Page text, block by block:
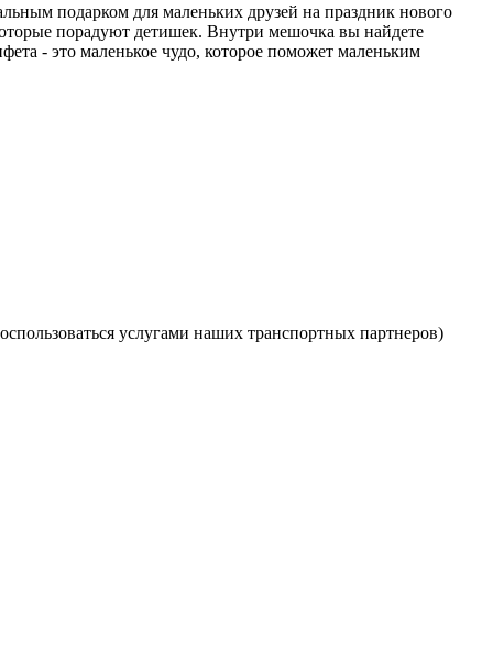
подарком для маленьких друзей на праздник нового
порадуют детишек. Внутри мешочка вы найдете
- это маленькое чудо, которое поможет маленьким
услугами наших транспортных партнеров)